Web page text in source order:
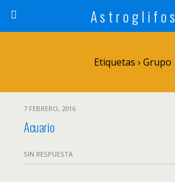
A s t r o g l i f o s
Etiquetas › Grupo
7 FEBRERO, 2016
Acuario
SIN RESPUESTA